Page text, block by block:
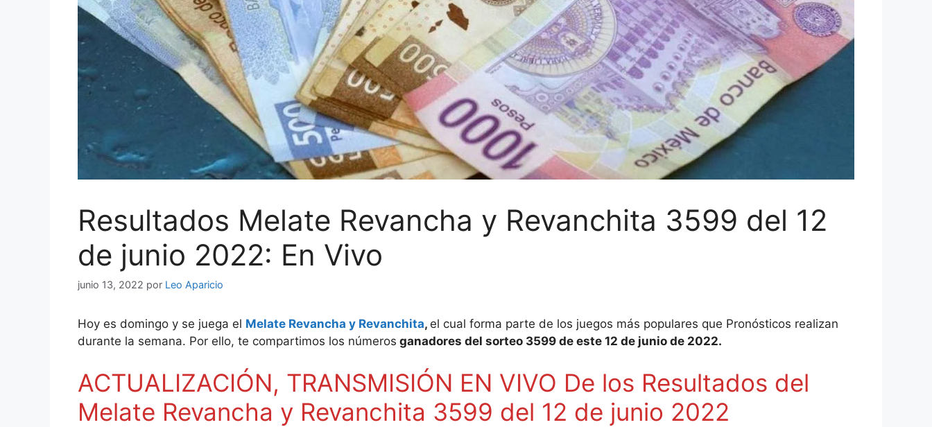
Resultados Melate Revancha y Revanchita 3599 del 12
de junio 2022: En Vivo
junio 13, 2022 por Leo Aparicio
Hoy es domingo y se juega el Melate Revancha y Revanchita, el cual forma parte de los juegos más populares que Pronósticos realizan
durante la semana. Por ello, te compartimos los números ganadores del sorteo 3599 de este 12 de junio de 2022.
ACTUALIZACIÓN, TRANSMISIÓN EN VIVO De los Resultados del
Melate Revancha y Revanchita 3599 del 12 de junio 2022